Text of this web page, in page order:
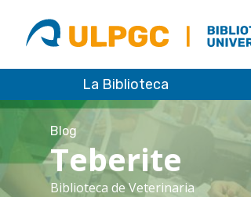
ULPGC
Biblioteca
ULPGC
La Biblioteca
Blog
Teberite
Biblioteca de Veterinaria